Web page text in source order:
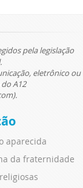
pela legislação
eletrônico ou
A12
aparecida
da fraternidade